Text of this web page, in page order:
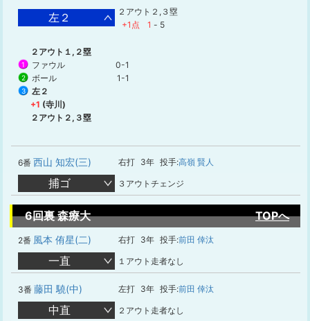
左２
２アウト２,３塁
+1点
1 - 5
２アウト１,２塁
1 ファウル 0-1
2 ボール 1-1
3
左２
+1 (寺川)
２アウト２,３塁
6番 西山 知宏(三) 右打 3年 投手:高嶺 賢人
捕ゴ ３アウトチェンジ
6回裏 森療大 TOPへ
2番 風本 侑星(二) 右打 3年 投手:前田 倖汰
一直 １アウト走者なし
3番 藤田 驍(中) 左打 3年 投手:前田 倖汰
中直 ２アウト走者なし